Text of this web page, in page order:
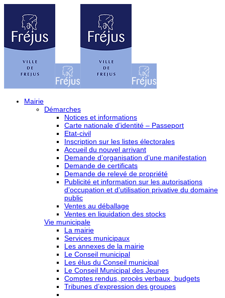
Mairie
Démarches
Notices et informations
Carte nationale d’identité – Passeport
Etat-civil
Inscription sur les listes électorales
Accueil du nouvel arrivant
Demande d’organisation d’une manifestation
Demande de certificats
Demande de relevé de propriété
Publicité et information sur les autorisations
d’occupation et d’utilisation privative du domaine
public
Ventes au déballage
Ventes en liquidation des stocks
Vie municipale
La mairie
Services municipaux
Les annexes de la mairie
Le Conseil municipal
Les élus du Conseil municipal
Le Conseil Municipal des Jeunes
Comptes rendus, procès verbaux, budgets
Tribunes d’expression des groupes